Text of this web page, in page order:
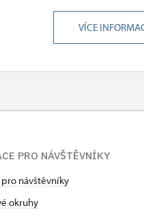
VÍCE
PRO NÁVŠTĚVNÍKY
návštěvníky
okruhy